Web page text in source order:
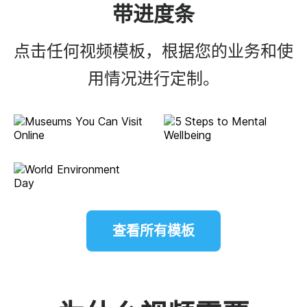
带进度条
点击任何视频模板，根据您的业务和使
用情况进行定制。
查看所有模板